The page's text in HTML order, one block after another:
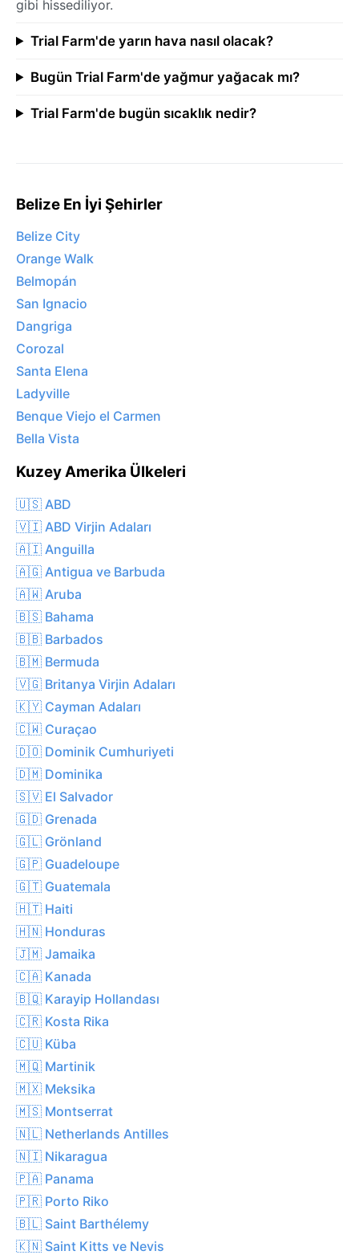
gibi hissediliyor.
Trial Farm'de yarın hava nasıl olacak?
Bugün Trial Farm'de yağmur yağacak mı?
Trial Farm'de bugün sıcaklık nedir?
Belize En İyi Şehirler
Belize City
Orange Walk
Belmopán
San Ignacio
Dangriga
Corozal
Santa Elena
Ladyville
Benque Viejo el Carmen
Bella Vista
Kuzey Amerika Ülkeleri
🇺🇸 ABD
🇻🇮 ABD Virjin Adaları
🇦🇮 Anguilla
🇦🇬 Antigua ve Barbuda
🇦🇼 Aruba
🇧🇸 Bahama
🇧🇧 Barbados
🇧🇲 Bermuda
🇻🇬 Britanya Virjin Adaları
🇰🇾 Cayman Adaları
🇨🇼 Curaçao
🇩🇴 Dominik Cumhuriyeti
🇩🇲 Dominika
🇸🇻 El Salvador
🇬🇩 Grenada
🇬🇱 Grönland
🇬🇵 Guadeloupe
🇬🇹 Guatemala
🇭🇹 Haiti
🇭🇳 Honduras
🇯🇲 Jamaika
🇨🇦 Kanada
🇧🇶 Karayip Hollandası
🇨🇷 Kosta Rika
🇨🇺 Küba
🇲🇶 Martinik
🇲🇽 Meksika
🇲🇸 Montserrat
🇳🇱 Netherlands Antilles
🇳🇮 Nikaragua
🇵🇦 Panama
🇵🇷 Porto Riko
🇧🇱 Saint Barthélemy
🇰🇳 Saint Kitts ve Nevis